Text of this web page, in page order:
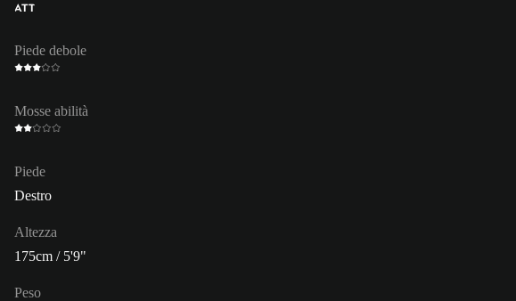
ATT
Piede debole
Mosse abilità
Piede
Destro
Altezza
175cm / 5'9"
Peso